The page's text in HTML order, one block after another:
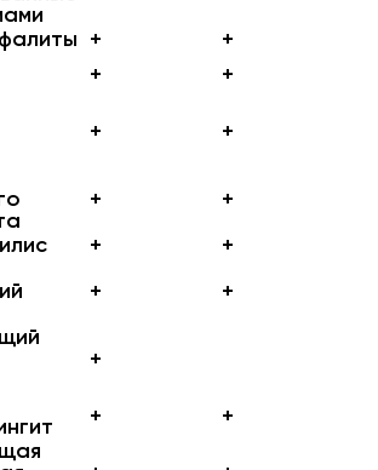
+
+
+
+
+
+
+
+
+
+
+
+
+
+
+